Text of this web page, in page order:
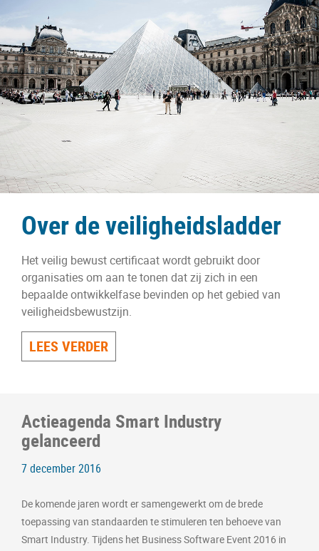
Over de veiligheidsladder
Het veilig bewust certificaat wordt gebruikt door
organisaties om aan te tonen dat zij zich in een
bepaalde ontwikkelfase bevinden op het gebied van
veiligheidsbewustzijn.
LEES VERDER
Actieagenda Smart Industry
gelanceerd
7 december 2016
De komende jaren wordt er samengewerkt om de brede
toepassing van standaarden te stimuleren ten behoeve van
Smart Industry. Tijdens het Business Software Event 2016 in